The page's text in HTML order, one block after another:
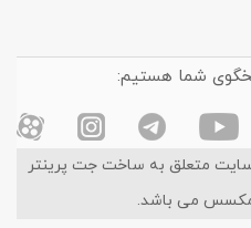
شما هستیم:
متعلق به ساخت جت پرینتر
می باشد.